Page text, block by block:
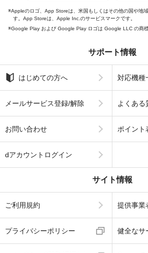
Appleのロゴ、App Storeは、米国もしくはその他の国や地
す。App Storeは、Apple Inc.のサービスマークです。
Google Play および Google Play ロゴは Google LLC の商標
サポート情報
はじめての方へ 対応機種
メールサービス登録/解除 よくある
お問い合わせ ポイント
dアカウントログイン
サイト情報
ご利用規約 提供事業
プライバシーポリシー 健全なサ